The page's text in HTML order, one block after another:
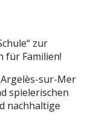
zur
für Familien!
sur-Mer
spielerischen
nachhaltige